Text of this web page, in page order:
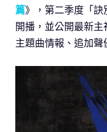
篇》，第二季度「
開播，並公開最新
主題曲情報、追加聲